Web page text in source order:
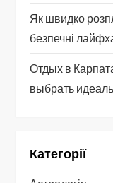
Як швидко
безпечні
Отдых в
выбрать
Категорії